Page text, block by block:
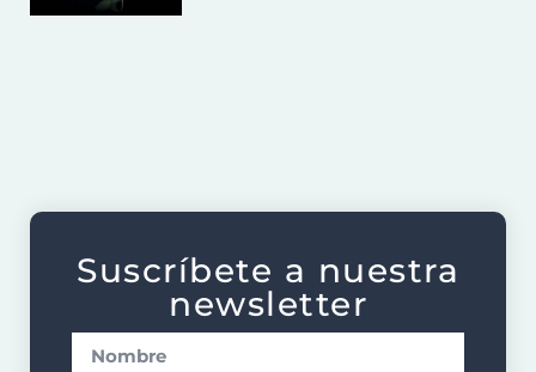
Suscríbete a nuestra
newsletter